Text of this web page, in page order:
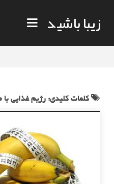
زیبا باشید
کلمات کلیدی: رژیم غذایی با